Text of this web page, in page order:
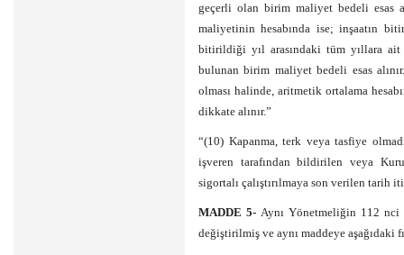
geçerli olan birim maliyet bedeli esas
maliyetinin hesabında ise; inşaatın
bitirildiği yıl arasındaki tüm yıllara
bulunan birim maliyet bedeli esas
olması halinde, aritmetik ortalama
dikkate alınır.”
“(10) Kapanma, terk veya tasfiye
işveren tarafından bildirilen veya
sigortalı çalıştırılmaya son verilen tarih
MADDE 5- Aynı Yönetmeliğin 112 nci
değiştirilmiş ve aynı maddeye aşağıdaki